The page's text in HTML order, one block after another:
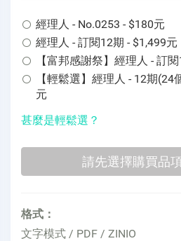
經理人 - No.0253 - $180元
經理人 - 訂閱12期 - $1,499元
【富邦感謝祭】經理人 - 訂
【輕鬆選】經理人 - 12期
元
甚麼是輕鬆選？
格式：
文字模式 / PDF / ZINIO